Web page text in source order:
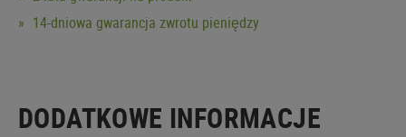
14-dniowa gwarancja zwrotu pieniędzy
DODATKOWE INFORMACJE